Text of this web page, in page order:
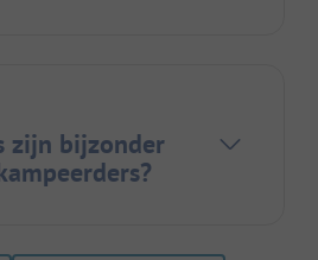
zijn bijzonder